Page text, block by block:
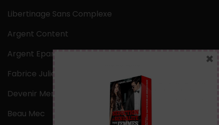
Libertinage Sans Complexe
Argent Content
Argent Epargne
Fabrice Julien
Devenir Mentaliste
Beau Mec
×